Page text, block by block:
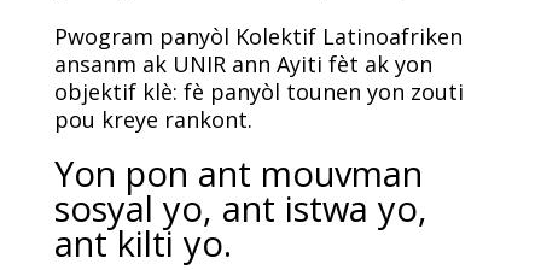
Pwogram panyòl Kolektif Latinoafriken
ansanm ak UNIR ann Ayiti fèt ak yon
objektif klè: fè panyòl tounen yon zouti
pou kreye rankont.
Yon pon ant mouvman
sosyal yo, ant istwa yo,
ant kilti yo.